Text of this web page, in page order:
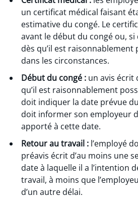
un certificat médical faisant
estimative du congé. Le
avant le début du congé ou, si
dès qu’il est raisonnablement
dans les circonstances.
Début du congé : un avis écrit
qu’il est raisonnablement
doit indiquer la date prévue
doit informer son employeur
apporté à cette date.
Retour au travail : l’employé
préavis écrit d’au moins une
date à laquelle il a l’intention
travail, à moins que
d’un autre délai.